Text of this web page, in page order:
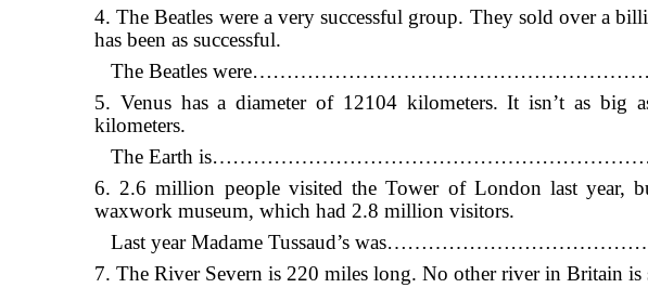
4. The Beatles were a very successful group. They sold over a
has been as successful.
The Beatles
5. Venus has a diameter of 12104 kilometers. It isn’t as big
kilometers.
The Earth
6. 2.6 million people visited the Tower of London last year,
waxwork museum, which had 2.8 million visitors.
Last year Madame Tussaud’s
7. The River Severn is 220 miles long. No other river in Britain is